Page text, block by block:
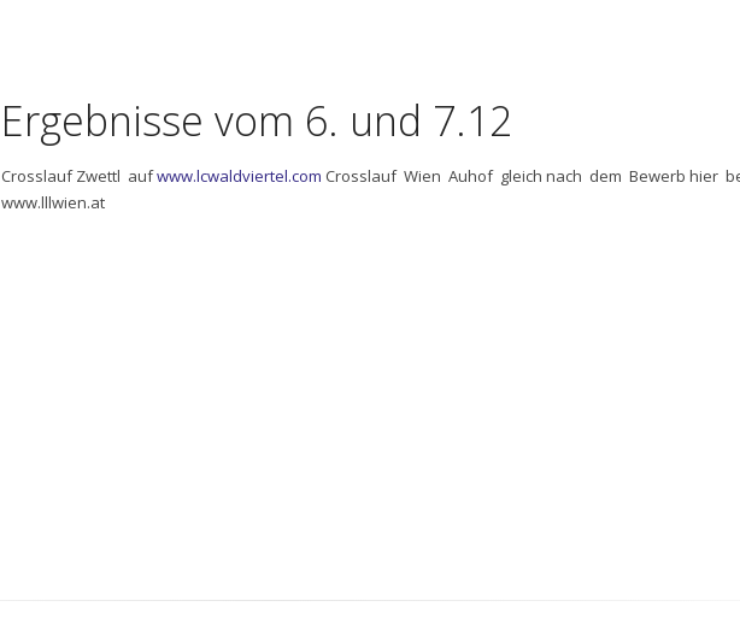
Ergebnisse vom 6. und 7.12
Crosslauf Zwettl aufwww.lcwaldviertel.com Crosslauf Wien Auhof gleich nach dem Bewerb hier
www.lllwien.at